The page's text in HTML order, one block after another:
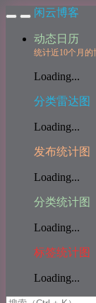
闲云博客
动态日历
统计近10个月的
Loading...
分类雷达图
Loading...
发布统计图
Loading...
分类统计图
Loading...
标签统计图
Loading...